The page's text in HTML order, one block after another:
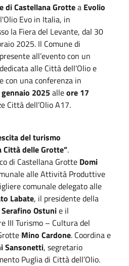
di Castellana Grottea Evolio
Evo in Italia, in
la Fiera del Levante, dal 30
2025. Il Comune di
all’evento con un
alle Città dell'Olio e
con una conferenza in
2025alleore 17
Città dell’Olio A17.
del turismo
delle Grotte”.
di Castellana Grotte Domi
alle Attività Produttive
comunale delegato alle
Labate, il presidente della
Serafino Ostunie il
III Turismo – Cultura del
Mino Cardone. Coordina e
Sansonetti, segretario
Puglia di Città dell’Olio.